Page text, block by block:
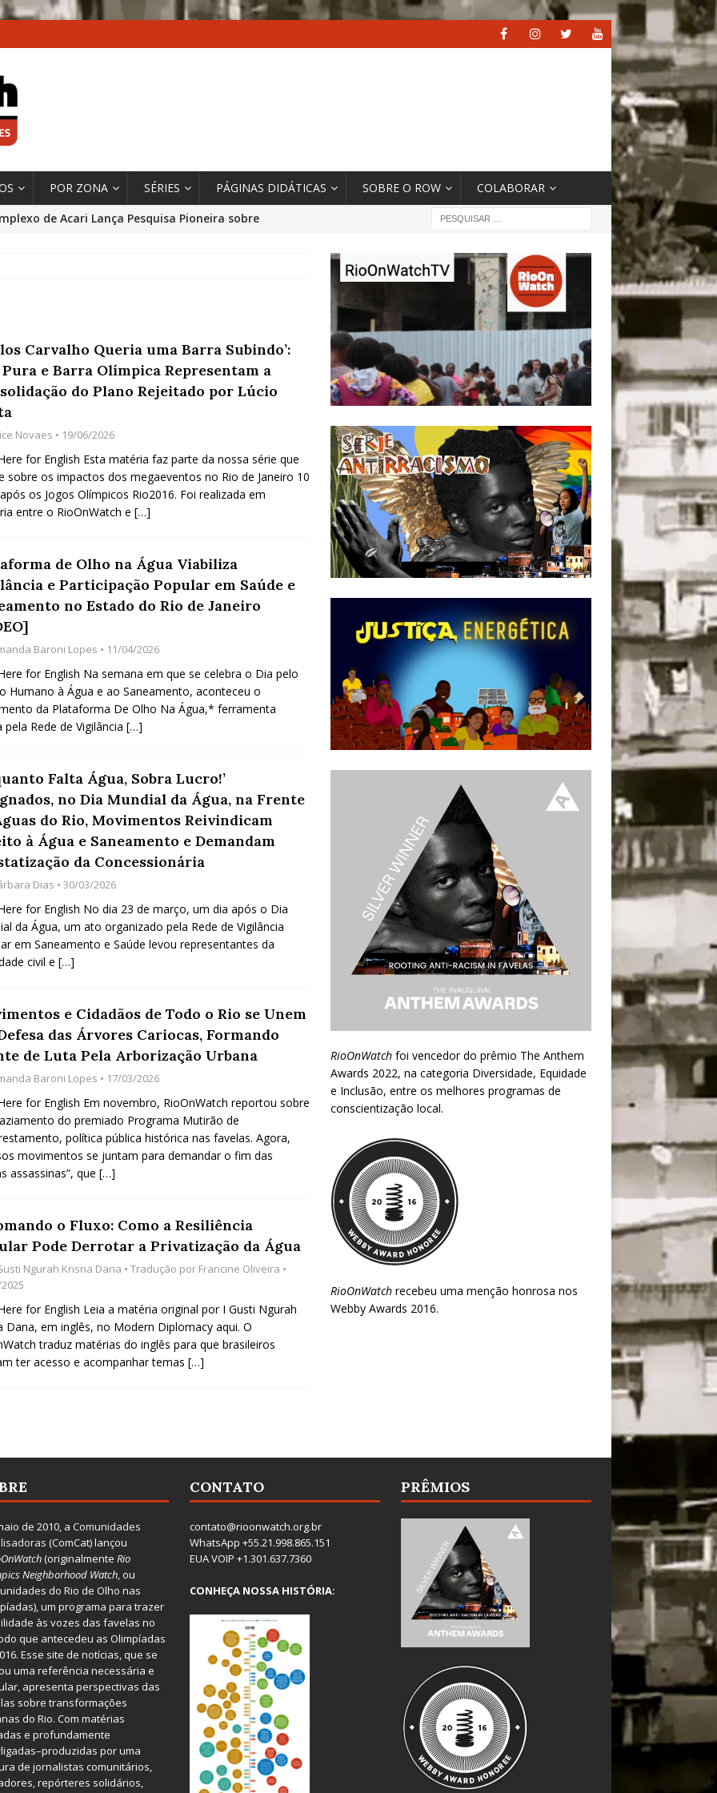
POR ZONA SÉRIES PÁGINAS DIDÁTICAS SOBRE O ROW COLABORAR
de Acari Lança Pesquisa Pioneira sobre
Cidades
*DESTAQUE
Começou com uma Praça em Ramos [OPINIÃO]
Agroecológico com os Povos das Águas Reúne
e Inauguração da Feira da Praia do Remanso
COBERTURA DE EVENTOS
Fluminenses, Cronicamente Abandonados,
Carvalho Queria uma Barra Subindo’:
e Barra Olímpica Representam a
do Plano Rejeitado por Lúcio
Novaes • 19/06/2026
for English Esta matéria faz parte da nossa série que
sobre os impactos dos megaeventos no Rio de Janeiro 10
os Jogos Olímpicos Rio2016. Foi realizada em
entre o RioOnWatch e […]
de Olho na Água Viabiliza
e Participação Popular em Saúde e
no Estado do Rio de Janeiro
Baroni Lopes • 11/04/2026
for English Na semana em que se celebra o Dia pelo
Humano à Água e ao Saneamento, aconteceu o
da Plataforma De Olho Na Água,* ferramenta
pela Rede de Vigilância […]
Falta Água, Sobra Lucro!’
no Dia Mundial da Água, na Frente
do Rio, Movimentos Reivindicam
à Água e Saneamento e Demandam
da Concessionária
Dias • 30/03/2026
for English No dia 23 de março, um dia após o Dia
da Água, um ato organizado pela Rede de Vigilância
em Saneamento e Saúde levou representantes da
civil e […]
e Cidadãos de Todo o Rio se Unem
das Árvores Cariocas, Formando
de Luta Pela Arborização Urbana
Baroni Lopes • 17/03/2026
for English Em novembro, RioOnWatch reportou sobre
do premiado Programa Mutirão de
política pública histórica nas favelas. Agora,
movimentos se juntam para demandar o fim das
assassinas”, que […]
o Fluxo: Como a Resiliência
Pode Derrotar a Privatização da Água
Ngurah Krisna Dana • Tradução por Francine Oliveira •
for English Leia a matéria original por I Gusti Ngurah
Dana, em inglês, no Modern Diplomacy aqui. O
traduz matérias do inglês para que brasileiros
ter acesso e acompanhar temas […]
RioOnWatchfoi vencedor do prêmio The Anthem
Awards 2022, na categoria Diversidade, Equidade
e Inclusão, entre os melhores programas de
conscientização local.
RioOnWatchrecebeu uma menção honrosa nos
Webby Awards 2016.
de 2010, a Comunidades
(ComCat) lançou
(originalmente Rio
Neighborhood Watch, ou
do Rio de Olho nas
um programa para trazer
às vozes das favelas no
que antecedeu as Olimpíadas
Esse site de notícias, que se
uma referência necessária e
apresenta perspectivas das
sobre transformações
do Rio. Com matérias
e profundamente
por uma
de jornalistas comunitários,
repórteres solidários,
CONTATO
contato@rioonwatch.org.br
WhatsApp +55.21.998.865.151
EUA VOIP +1.301.637.7360
CONHEÇA NOSSA HISTÓRIA:
PRÊMIOS